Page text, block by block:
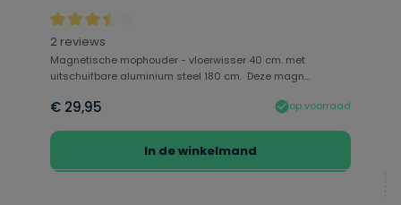
Gemiddelde waardering van 3.5 van 5 sterren
2 reviews
Magnetische mophouder - vloerwisser 40 cm. met
uitschuifbare aluminium steel 180 cm. Deze magn...
€ 29,95 op voorraad
In de winkelmand